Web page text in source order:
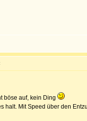
böse auf, kein Ding
halt. Mit Speed über den